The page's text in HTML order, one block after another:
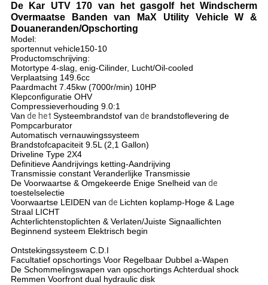
De Kar UTV 170 van het gasgolf het Windscherm
Overmaatse Banden van MaX Utility Vehicle W &
Douaneranden/Opschorting
Model:
sportennut vehicle150-10
Productomschrijving:
Motortype4-slag, enig-Cilinder, Lucht/Oil-cooled
Verplaatsing 149.6cc
Paardmacht7.45kw (7000r/min) 10HP
KlepconfiguratieOHV
Compressieverhouding 9.0:1
Van de het Systeembrandstof van de brandstoflevering de
Pompcarburator
Automatisch vernauwingssysteem
Brandstofcapaciteit9.5L (2,1 Gallon)
Driveline Type2X4
Definitieve Aandrijvingsketting-Aandrijving
Transmissieconstant Veranderlijke Transmissie
De Voorwaartse &Omgekeerde Enige Snelheid van de
toestelselectie
Voorwaartse LEIDEN van de Lichten koplamp-Hoge & Lage
Straal LICHT
Achterlichtenstoplichten & Verlaten/Juiste Signaallichten
Beginnend systeem Elektrisch begin
Ontstekingssysteem C.D.I
Facultatief opschortingsVoor Regelbaar Dubbel a-Wapen
De Schommelingswapen van opschortings Achterdual shock
Remmen Voorfront dual hydraulic disk